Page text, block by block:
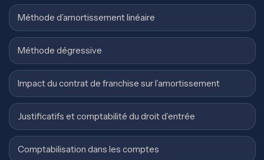
Méthode d’amortissement linéaire
Méthode dégressive
Impact du contrat de franchise sur l’amortissement
Justificatifs et comptabilité du droit d’entrée
Comptabilisation dans les comptes